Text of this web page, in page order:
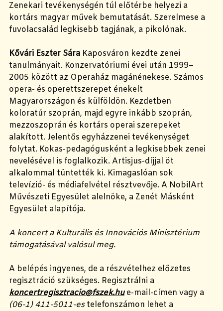
Zenekari tevékenységén túl előtérbe helyezi a
kortárs magyar művek bemutatását. Szerelmese a
fuvolacsalád legkisebb tagjának, a pikolónak.
Kővári Eszter Sára Kaposváron kezdte zenei
tanulmányait. Konzervatóriumi évei után 1999–
2005 között az Operaház magánénekese. Számos
opera- és operettszerepet énekelt
Magyarországon és külföldön. Kezdetben
koloratúr szoprán, majd egyre inkább szoprán,
mezzoszoprán és kortárs operai szerepeket
alakított. Jelentős egyházzenei tevékenységet
folytat. Kokas-pedagógusként a legkisebbek zenei
nevelésével is foglalkozik. Artisjus-díjjal öt
alkalommal tüntették ki. Kimagaslóan sok
televízió- és médiafelvétel résztvevője. A NobilArt
Művészeti Egyesület alelnöke, a Zenét Másként
Egyesület alapítója.
A koncert a Kulturális és Innovációs Minisztérium
támogatásával valósul meg.
A belépés ingyenes, de a részvételhez előzetes
regisztráció szükséges. Regisztrálni a
koncertregisztracio@fszek.hue-mail-címen vagy a
(06-1) 411-5011-estelefonszámon lehet a